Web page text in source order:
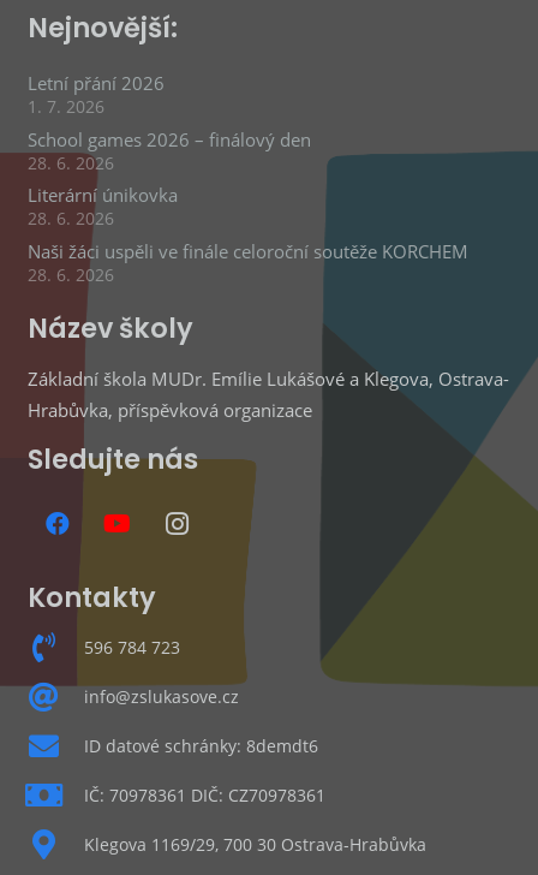
Nejnovější:
Letní přání 2026
1. 7. 2026
School games 2026 – finálový den
28. 6. 2026
Literární únikovka
28. 6. 2026
Naši žáci uspěli ve finále celoroční soutěže KORCHEM
28. 6. 2026
Název školy
Základní škola MUDr. Emílie Lukášové a Klegova, Ostrava-
Hrabůvka, příspěvková organizace
Sledujte nás
Kontakty
596 784 723
info@zslukasove.cz
ID datové schránky: 8demdt6
IČ: 70978361 DIČ: CZ70978361
Klegova 1169/29, 700 30 Ostrava-Hrabůvka